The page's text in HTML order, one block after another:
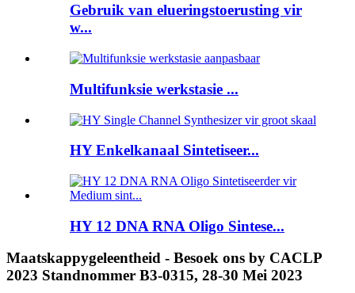
Gebruik van elueringstoerusting vir
w...
Multifunksie werkstasie ...
HY Enkelkanaal Sintetiseer...
HY 12 DNA RNA Oligo Sintese...
Maatskappygeleentheid - Besoek ons ​​by CACLP
2023 Standnommer B3-0315, 28-30 Mei 2023